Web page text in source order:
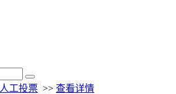
人工投票 >> 查看详情